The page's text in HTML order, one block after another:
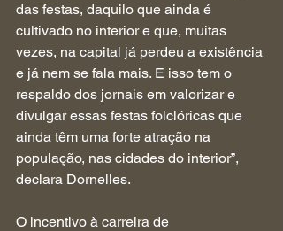
das festas, daquilo que ainda é
cultivado no interior e que, muitas
vezes, na capital já perdeu a existência
e já nem se fala mais. E isso tem o
respaldo dos jornais em valorizar e
divulgar essas festas folclóricas que
ainda têm uma forte atração na
população, nas cidades do interior”,
declara Dornelles.
O incentivo à carreira de